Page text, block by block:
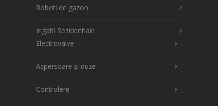
Roboti de gazon
Irigatii Rezidentiale
Electrovalve
Aspersoare și duze
Controlere